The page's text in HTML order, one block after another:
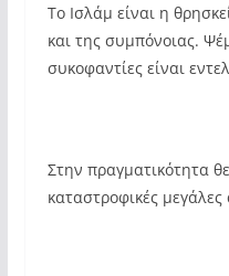
Το Ισλάμ είναι η
και της συμπόνοιας.
συκοφαντίες είναι
Στην πραγματικότητα
καταστροφικές μεγάλες